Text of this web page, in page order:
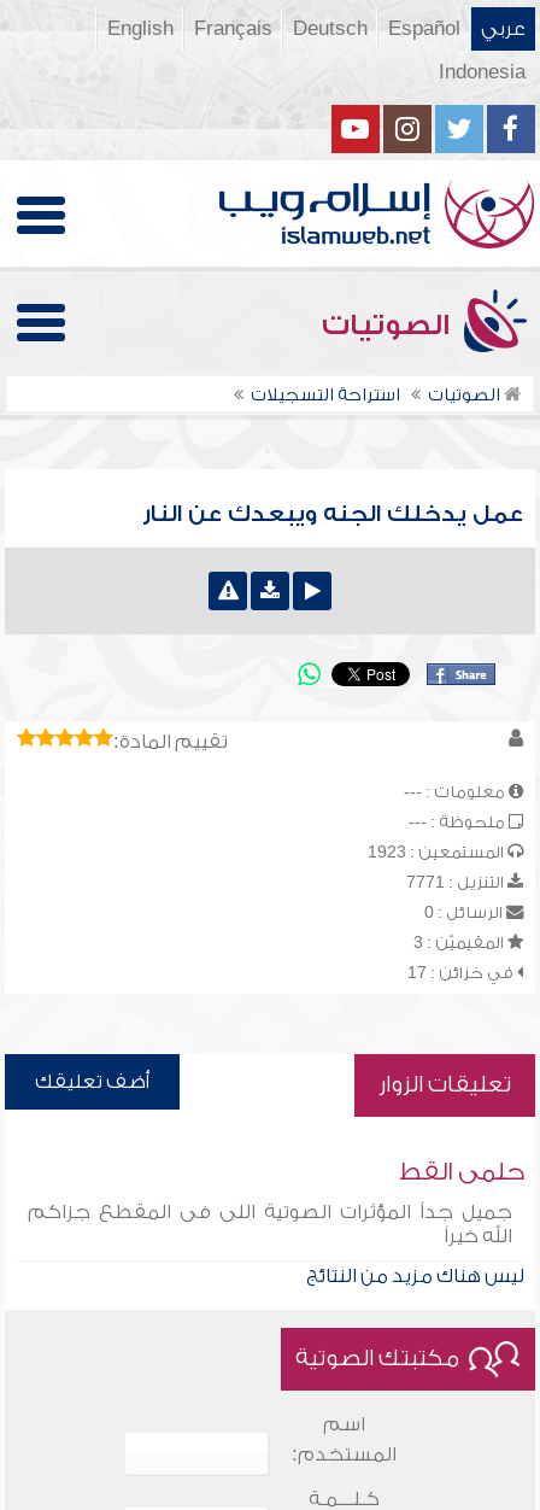
عربي Español
Deutsch
Français
English
Indonesia
الصوتيات
الصوتيات استراحة التسجيلات
عمل يدخلك الجنه ويبعدك عن النار
تقييم المادة:
معلومات : ---
ملحوظة : ---
المستمعين : 1923
التنزيل : 7771
الرسائل : 0
المقيميّن : 3
في خزائن : 17
تعليقات الزوار أضف تعليقك
حلمى القط
جميل جداً المؤثرات الصوتية اللى فى المقطع جزاكم
الله خيراً
ليس هناك مزيد من النتائج
مكتبتك الصوتية
اسم
المستخدم:
كـلـــمـة